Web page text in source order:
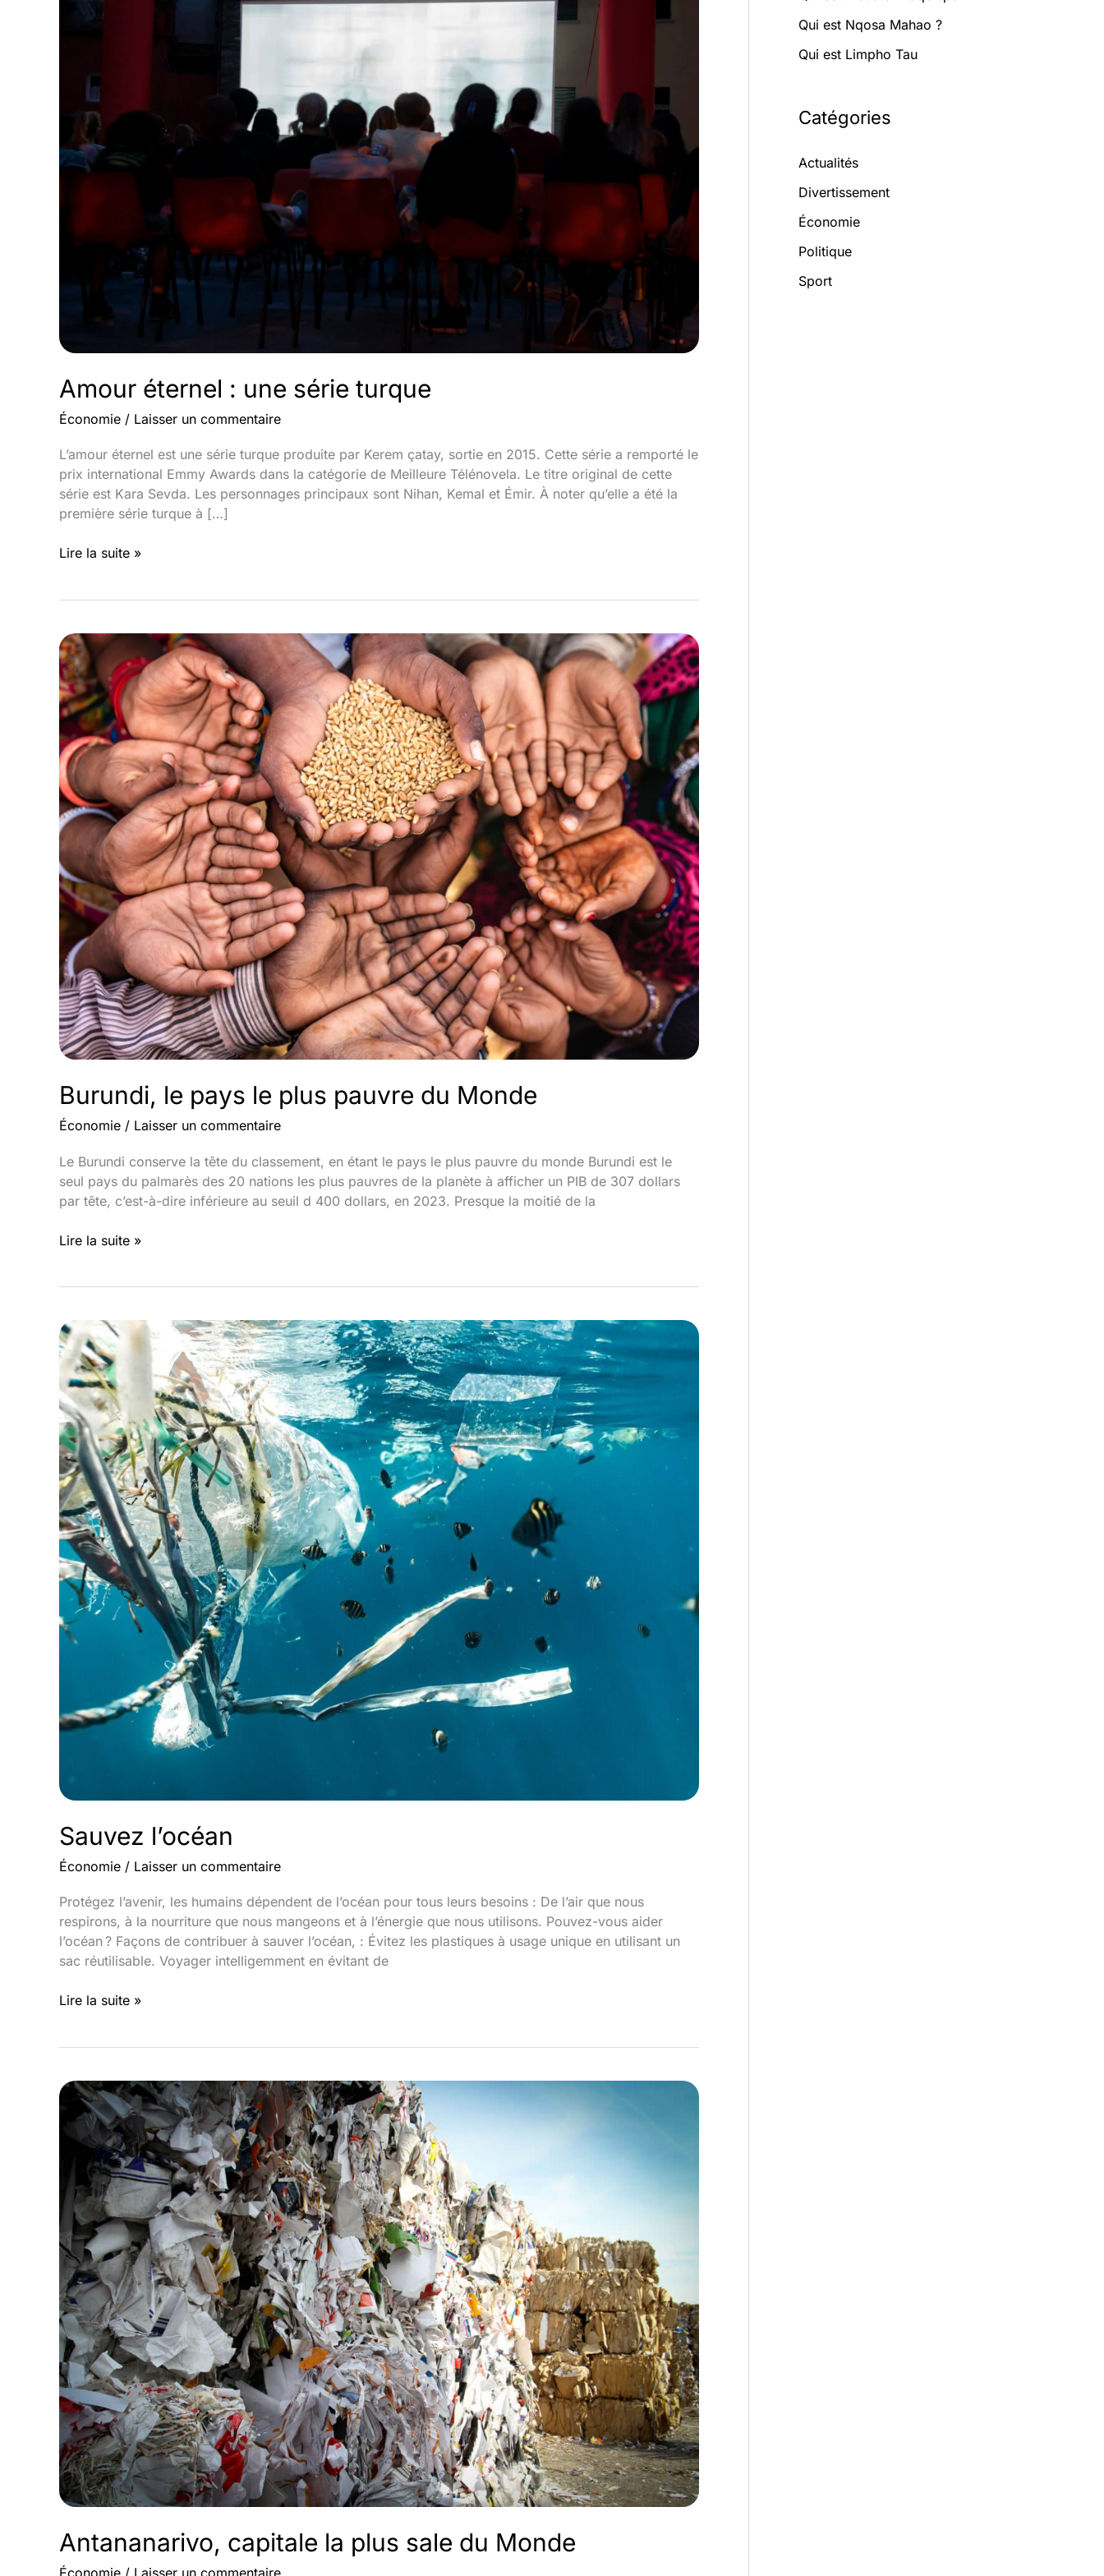
Amour éternel : une série turque
Économie / Laisser un commentaire
L’amour éternel est une série turque produite par Kerem çatay, sortie en 2015. Cette série a remporté le
prix international Emmy Awards dans la catégorie de Meilleure Télénovela. Le titre original de cette
série est Kara Sevda. Les personnages principaux sont Nihan, Kemal et Émir. À noter qu’elle a été la
première série turque à […]
Amour
série
turque
Lire la suite »
Burundi, le pays le plus pauvre du Monde
Économie / Laisser un commentaire
Le Burundi conserve la tête du classement, en étant le pays le plus pauvre du monde Burundi est le
seul pays du palmarès des 20 nations les plus pauvres de la planète à afficher un PIB de 307 dollars
par tête, c’est-à-dire inférieure au seuil d 400 dollars, en 2023. Presque la moitié de la
Burundi,
plus
pauvre
du
Monde
Lire la suite »
Sauvez l’océan
Économie / Laisser un commentaire
Protégez l’avenir, les humains dépendent de l’océan pour tous leurs besoins : De l’air que nous
respirons, à la nourriture que nous mangeons et à l’énergie que nous utilisons. Pouvez-vous aider
l’océan ? Façons de contribuer à sauver l’océan, : Évitez les plastiques à usage unique en utilisant un
sac réutilisable. Voyager intelligemment en évitant de
Sauvez
Lire la suite »
Antananarivo, capitale la plus sale du Monde
Qui est Nqosa Mahao ?
Qui est Limpho Tau
Catégories
Actualités
Divertissement
Économie
Politique
Sport